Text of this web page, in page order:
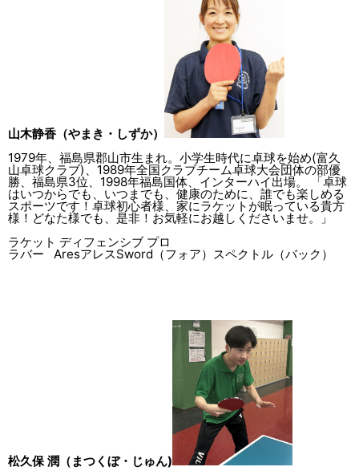
山木静香（やまき・しずか）
1979年、福島県郡山市生まれ。小学生時代に卓球を始め(富久
山卓球クラブ)、1989年全国クラブチーム卓球大会団体の部優
勝、福島県3位、1998年福島国体、インターハイ出場。 「卓球
はいつからでも、いつまでも、健康のために、誰でも楽しめる
スポーツです！卓球初心者様、家にラケットが眠っている貴方
様！どなた様でも、是非！お気軽にお越しくださいませ。」
ラケット ディフェンシブ プロ
ラバー AresアレスSword（フォア）スペクトル（バック）
松久保 潤（まつくぼ・じゅん)